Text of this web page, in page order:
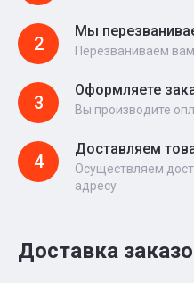
2
Мы
Перезваниваем
3
Оформляете
Вы производите
4
Доставляем
Осуществляем
адресу
Доставка